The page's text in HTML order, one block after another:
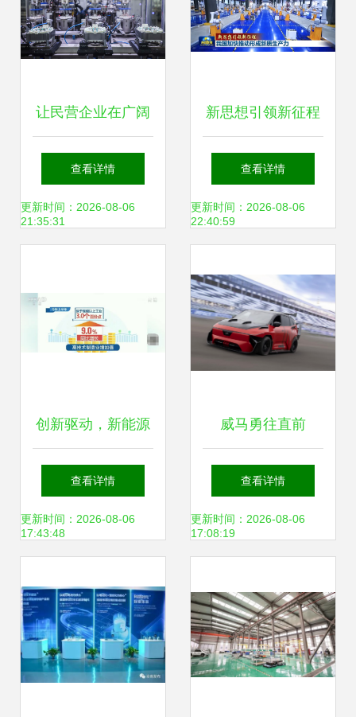
让民营企业在广阔
前景中大显身手
——新兴能源技术
入新动能
查看详情
更新时间：2026-08-06
21:35:31
新思想引领新征程
加速新兴能源技术
研发，澎湃新质生
查看详情
更新时间：2026-08-06
22:40:59
创新驱动，新能源
技术点亮高质量发
展新图景
查看详情
更新时间：2026-08-06
17:43:48
威马勇往直前
从“威马冠军”到威
马EX5，创新精神
研发
查看详情
更新时间：2026-08-06
17:08:19